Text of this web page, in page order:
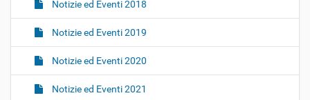
Notizie ed Eventi 2018
Notizie ed Eventi 2019
Notizie ed Eventi 2020
Notizie ed Eventi 2021